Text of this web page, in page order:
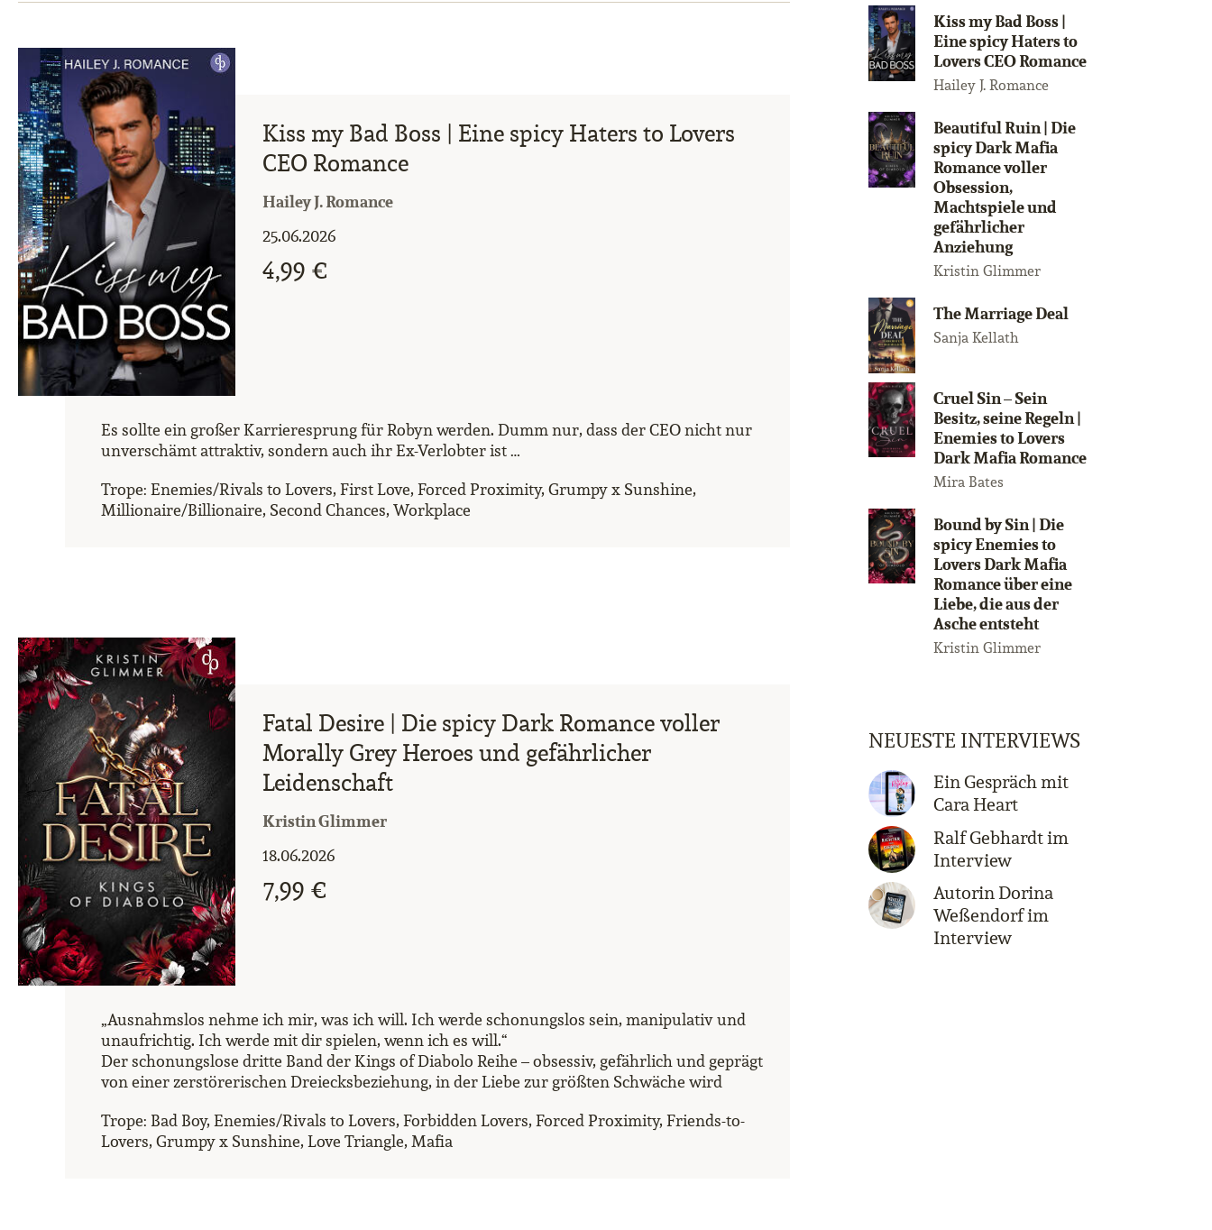
Kiss my Bad Boss | Eine spicy Haters to Lovers
CEO Romance
Hailey J. Romance
25.06.2026
4,99 €
Es sollte ein großer Karrieresprung für Robyn werden. Dumm nur, dass der CEO nicht nur
unverschämt attraktiv, sondern auch ihr Ex-Verlobter ist …
Trope: Enemies/Rivals to Lovers, First Love, Forced Proximity, Grumpy x Sunshine,
Millionaire/Billionaire, Second Chances, Workplace
Fatal Desire | Die spicy Dark Romance voller
Morally Grey Heroes und gefährlicher
Leidenschaft
Kristin Glimmer
18.06.2026
7,99 €
„Ausnahmslos nehme ich mir, was ich will. Ich werde schonungslos sein, manipulativ und
unaufrichtig. Ich werde mit dir spielen, wenn ich es will.“
Der schonungslose dritte Band der Kings of Diabolo Reihe – obsessiv, gefährlich und geprägt
von einer zerstörerischen Dreiecksbeziehung, in der Liebe zur größten Schwäche wird
Trope: Bad Boy, Enemies/Rivals to Lovers, Forbidden Lovers, Forced Proximity, Friends-to-
Lovers, Grumpy x Sunshine, Love Triangle, Mafia
Kiss my Bad Boss |
Eine spicy Haters to
Lovers CEO Romance
Hailey J. Romance
Beautiful Ruin | Die
spicy Dark Mafia
Romance voller
Obsession,
Machtspiele und
gefährlicher
Anziehung
Kristin Glimmer
The Marriage Deal
Sanja Kellath
Cruel Sin – Sein
Besitz, seine Regeln |
Enemies to Lovers
Dark Mafia Romance
Mira Bates
Bound by Sin | Die
spicy Enemies to
Lovers Dark Mafia
Romance über eine
Liebe, die aus der
Asche entsteht
Kristin Glimmer
NEUESTE INTERVIEWS
Ein Gespräch mit
Cara Heart
Ralf Gebhardt im
Interview
Autorin Dorina
Weßendorf im
Interview